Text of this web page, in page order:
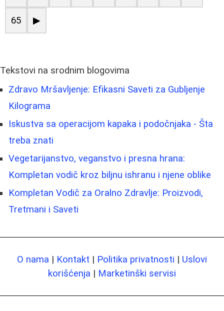
65 ▶
Tekstovi na srodnim blogovima
Zdravo Mršavljenje: Efikasni Saveti za Gubljenje
Kilograma
Iskustva sa operacijom kapaka i podočnjaka - Šta
treba znati
Vegetarijanstvo, veganstvo i presna hrana:
Kompletan vodič kroz biljnu ishranu i njene oblike
Kompletan Vodič za Oralno Zdravlje: Proizvodi,
Tretmani i Saveti
O nama | Kontakt | Politika privatnosti | Uslovi
korišćenja | Marketinški servisi